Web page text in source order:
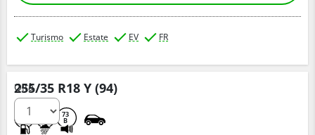
Turismo Estate EV FR
255/35 R18 Y (94)
73
B
Q.tà